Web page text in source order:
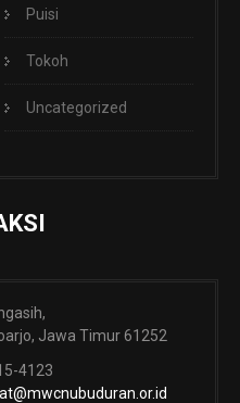
Puisi
Tokoh
Uncategorized
Jawa Timur 61252
4123